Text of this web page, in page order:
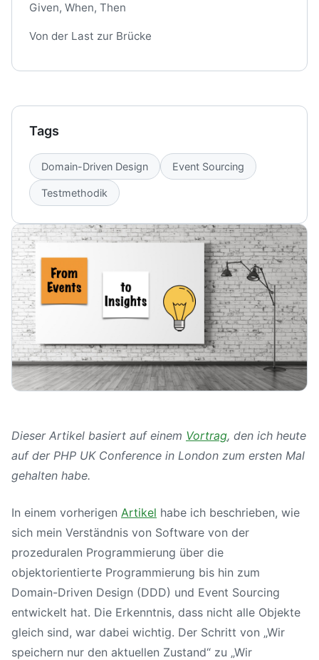
Dieser Artikel basiert auf einem Vortrag, den ich heute
auf der PHP UK Conference in London zum ersten Mal
gehalten habe.
In einem vorherigen Artikel habe ich beschrieben, wie
sich mein Verständnis von Software von der
prozeduralen Programmierung über die
objektorientierte Programmierung bis hin zum
Domain-Driven Design (DDD) und Event Sourcing
entwickelt hat. Die Erkenntnis, dass nicht alle Objekte
gleich sind, war dabei wichtig. Der Schritt von „Wir
speichern nur den aktuellen Zustand“ zu „Wir
Given, When, Then
Von der Last zur Brücke
Tags
Domain-Driven Design Event Sourcing
Testmethodik